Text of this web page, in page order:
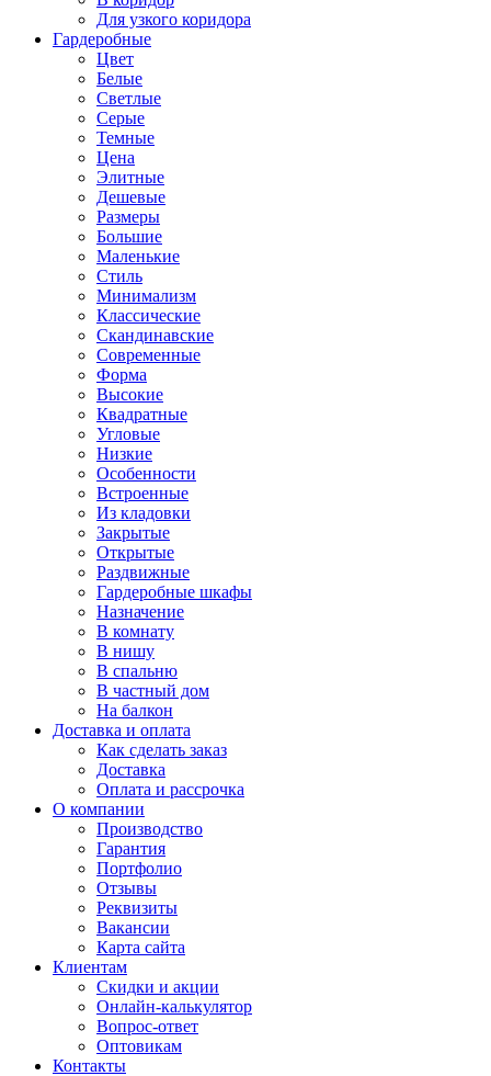
Для узкого коридора
Гардеробные
Цвет
Белые
Светлые
Серые
Темные
Цена
Элитные
Дешевые
Размеры
Большие
Маленькие
Стиль
Минимализм
Классические
Скандинавские
Современные
Форма
Высокие
Квадратные
Угловые
Низкие
Особенности
Встроенные
Из кладовки
Закрытые
Открытые
Раздвижные
Гардеробные шкафы
Назначение
В комнату
В нишу
В спальню
В частный дом
На балкон
Доставка и оплата
Как сделать заказ
Доставка
Оплата и рассрочка
О компании
Производство
Гарантия
Портфолио
Отзывы
Реквизиты
Вакансии
Карта сайта
Клиентам
Скидки и акции
Онлайн-калькулятор
Вопрос-ответ
Оптовикам
Контакты